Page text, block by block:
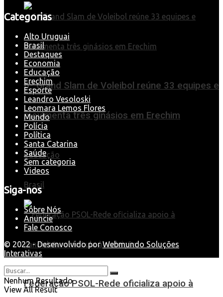
6º Grand Slam de Voleibol reúne 33 equipes e
movimenta três ginásios em Erechim
Educação
Brasil
Federação PSOL-Rede oficializa apoio à
Categorias
Alto Uruguai
Brasil
Destaques
Economia
Educação
Erechim
Esporte
Leandro Vesoloski
Leomara Lemos Flores
Mundo
Polícia
Política
Santa Catarina
Saúde
Sem categoria
Videos
Siga-nos
Sobre Nós
Anuncie
Fale Conosco
© 2022 - Desenvolvido porWebmundo Soluções
Interativas
Nenhum Resultado
View All Result